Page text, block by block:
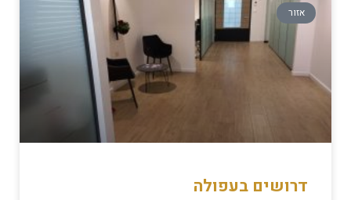
אזור
דרושים בעפולה